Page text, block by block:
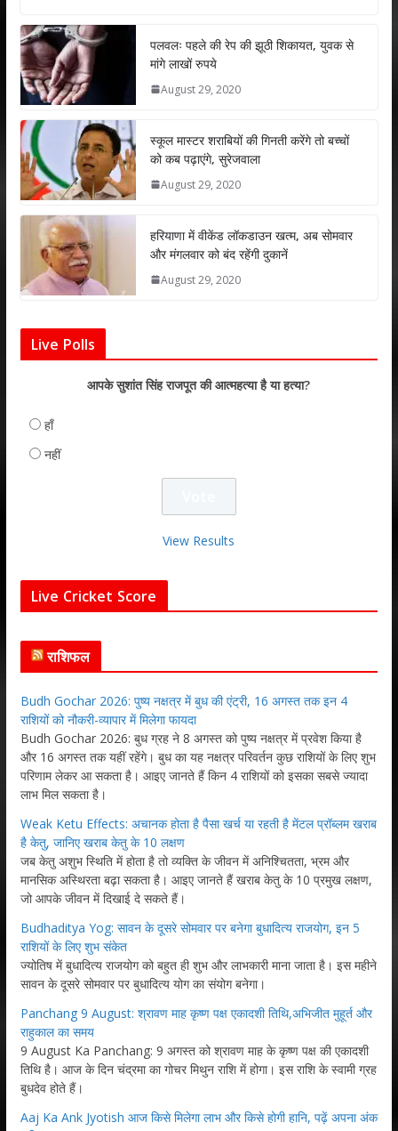
at
s
A
p
p
e
b
o
k
er e
dI
n
l e
पलवलः पहले की रेप की झूठी शिकायत, युवक से
मांगे लाखों रुपये
August 29, 2020
स्कूल मास्टर शराबियों की गिनती करेंगे तो बच्चों
को कब पढ़ाएंगे, सुरेजवाला
August 29, 2020
हरियाणा में वीकेंड लॉकडाउन खत्म, अब सोमवार
और मंगलवार को बंद रहेंगी दुकानें
August 29, 2020
Live Polls
आपके सुशांत सिंह राजपूत की आत्महत्या है या हत्या?
हाँ
नहीं
View Results
Live Cricket Score
राशिफल
Budh Gochar 2026: पुष्य नक्षत्र में बुध की एंट्री, 16 अगस्त तक इन 4
राशियों को नौकरी-व्यापार में मिलेगा फायदा
Budh Gochar 2026: बुध ग्रह ने 8 अगस्त को पुष्य नक्षत्र में प्रवेश किया है
और 16 अगस्त तक यहीं रहेंगे। बुध का यह नक्षत्र परिवर्तन कुछ राशियों के लिए शुभ
परिणाम लेकर आ सकता है। आइए जानते हैं किन 4 राशियों को इसका सबसे ज्यादा
लाभ मिल सकता है।
Weak Ketu Effects: अचानक होता है पैसा खर्च या रहती है मेंटल प्रॉब्लम खराब
है केतु, जानिए खराब केतु के 10 लक्षण
जब केतु अशुभ स्थिति में होता है तो व्यक्ति के जीवन में अनिश्चितता, भ्रम और
मानसिक अस्थिरता बढ़ा सकता है। आइए जानते हैं खराब केतु के 10 प्रमुख लक्षण,
जो आपके जीवन में दिखाई दे सकते हैं।
Budhaditya Yog: सावन के दूसरे सोमवार पर बनेगा बुधादित्य राजयोग, इन 5
राशियों के लिए शुभ संकेत
ज्योतिष में बुधादित्य राजयोग को बहुत ही शुभ और लाभकारी माना जाता है। इस महीने
सावन के दूसरे सोमवार पर बुधादित्य योग का संयोग बनेगा।
Panchang 9 August: श्रावण माह कृष्ण पक्ष एकादशी तिथि,अभिजीत मुहूर्त और
राहुकाल का समय
9 August Ka Panchang: 9 अगस्त को श्रावण माह के कृष्ण पक्ष की एकादशी
तिथि है। आज के दिन चंद्रमा का गोचर मिथुन राशि में होगा। इस राशि के स्वामी ग्रह
बुधदेव होते हैं।
Aaj Ka Ank Jyotish आज किसे मिलेगा लाभ और किसे होगी हानि, पढ़ें अपना अंक